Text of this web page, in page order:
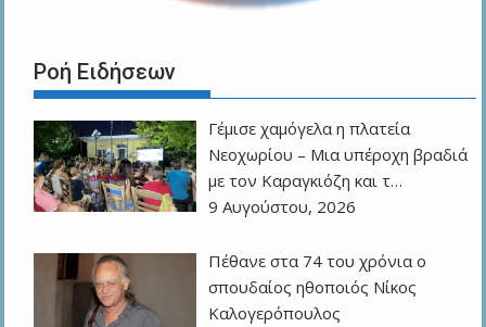
Ροή Ειδήσεων
Γέμισε χαμόγελα η πλατεία
Νεοχωρίου – Μια υπέροχη βραδιά
με τον Καραγκιόζη και τ…
9 Αυγούστου, 2026
Πέθανε στα 74 του χρόνια ο
σπουδαίος ηθοποιός Νίκος
Καλογερόπουλος